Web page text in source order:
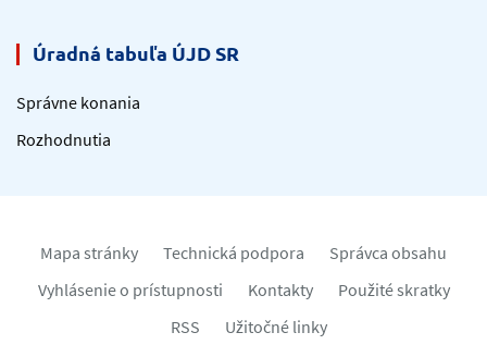
Úradná tabuľa ÚJD SR
Správne konania
Rozhodnutia
Mapa stránky Technická podpora
Správca obsahu
Vyhlásenie o prístupnosti
Kontakty
Použité skratky
RSS
Užitočné linky